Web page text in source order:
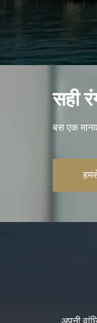
सही
बस एक